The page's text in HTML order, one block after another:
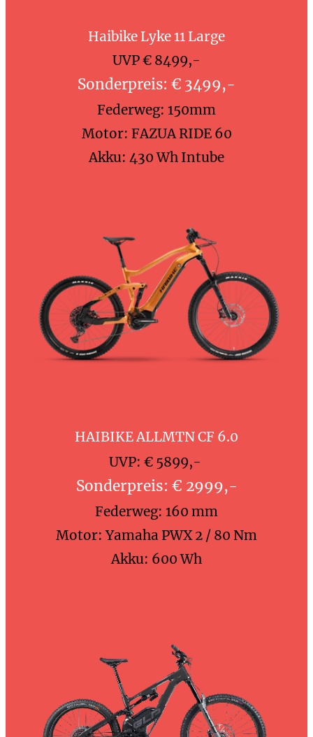
Haibike Lyke 11 Large
UVP € 8499,-
Sonderpreis: € 3499,-
Federweg: 150mm
Motor: FAZUA RIDE 60
Akku: 430 Wh Intube
HAIBIKE ALLMTN CF 6.0
UVP: € 5899,-
Sonderpreis: € 2999,-
Federweg: 160 mm
Motor: Yamaha PWX 2 / 80 Nm
Akku: 600 Wh